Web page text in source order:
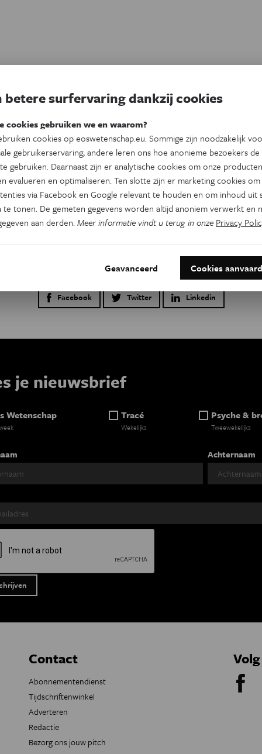
inleiding tot een bepaalde
we je van harte onze langere cursus
Facebook Twitter Linkedin
je nieuwsbrief
Wetenschap Tracé
Wekelijks
Psyche &
Tweewekelijks
Achternaam
Contact
Abonnementendienst
Tijdschriftenwinkel
Adverteren
Redactie
Bezorg ons jouw pitch
betere surfervaring dankzij cookies
cookies gebruiken we en waarom?
cookies op eoswetenschap.eu. Sommige zijn noodzakelijk
gebruikerservaring, andere leren ons hoe anonieme bezoekers de
gebruiken. Daarnaast zijn er analytische cookies om onze
evalueren en optimaliseren. Ten slotte zijn er marketing cookies om
via Facebook en Google relevant te houden en om inhoud uit
te tonen. De gemeten gegevens worden altijd anoniem verwerkt en
aan derden.Meer informatie vindt u terug in onze Privacy
Geavanceerd Cookies